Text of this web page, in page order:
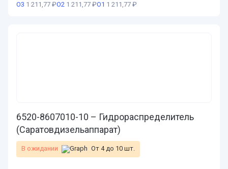
1
211,77 ₽.
О3 1 211,77 ₽О2 1 211,77 ₽О1 1 211,77 ₽
6520-8607010-10 – Гидрораспределитель
(Саратовдизельаппарат)
В ожидании От 4 до 10 шт.